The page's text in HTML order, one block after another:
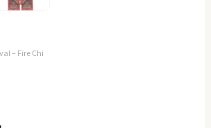
– Fire Chi